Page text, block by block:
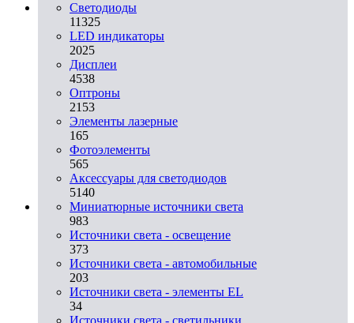
Светодиоды
11325
LED индикаторы
2025
Дисплеи
4538
Оптроны
2153
Элементы лазерные
165
Фотоэлементы
565
Аксессуары для светодиодов
5140
Миниатюрные источники света
983
Источники света - освещение
373
Источники света - автомобильные
203
Источники света - элементы EL
34
Источники света - светильники